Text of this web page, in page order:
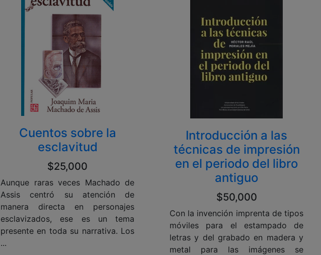
Cuentos sobre la
esclavitud
$25,000
Aunque raras veces Machado de
Assis centró su atención de
manera directa en personajes
esclavizados, ese es un tema
presente en toda su narrativa. Los
...
Introducción a las
técnicas de impresión
en el periodo del libro
antiguo
$50,000
Con la invención imprenta de tipos
móviles para el estampado de
letras y del grabado en madera y
metal para las imágenes se